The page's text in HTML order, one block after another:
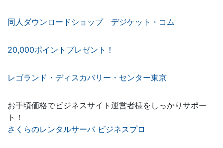
同人ダウンロードショップ デジケット・コム
20,000ポイントプレゼント！
レゴランド・ディスカバリー・センター東京
お手頃価格でビジネスサイト運営者様をしっかりサポー
ト！
さくらのレンタルサーバ ビジネスプロ